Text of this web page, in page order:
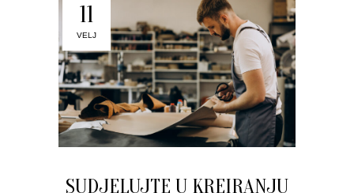
11
VELJ
SUDJELUJTE U KREIRANJU